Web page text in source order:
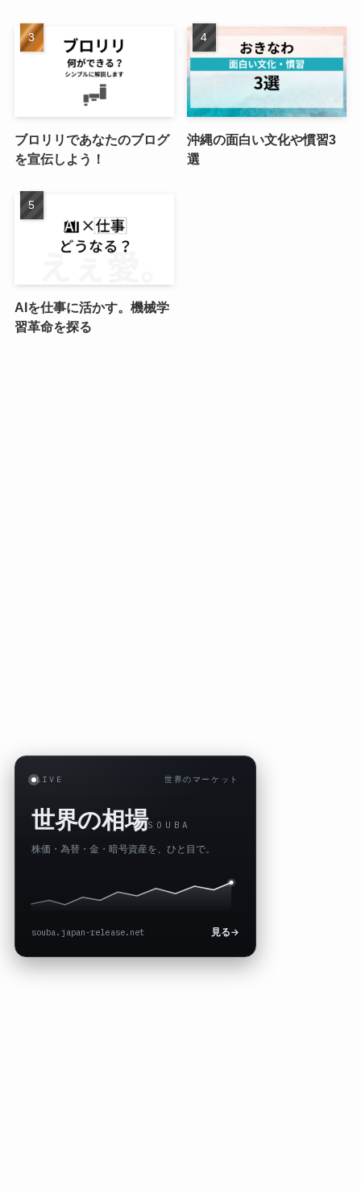
ブロリリであなたのブログ
を宣伝しよう！
沖縄の面白い文化や慣習3
選
AIを仕事に活かす。機械学
習革命を探る
LIVE 世界のマーケット
世界の相場SOUBA
株価・為替・金・暗号資産を、ひと目で。
souba.japan-release.net 見る→